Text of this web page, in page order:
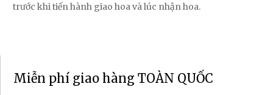
trước khi tiến hành giao hoa và lúc nhận hoa.
Miễn phí giao hàng TOÀN QUỐC